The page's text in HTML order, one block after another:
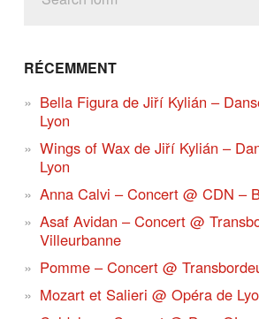
RÉCEMMENT
Bella Figura de Jiří Kylián –
Lyon
Wings of Wax de Jiří Kylián –
Lyon
Anna Calvi – Concert @ CDN –
Asaf Avidan – Concert @
Villeurbanne
Pomme – Concert @
Mozart et Salieri @ Opéra de